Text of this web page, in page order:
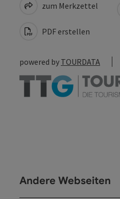
zum Merkzettel
PDF erstellen
powered by TOURDATA
Andere Webseiten